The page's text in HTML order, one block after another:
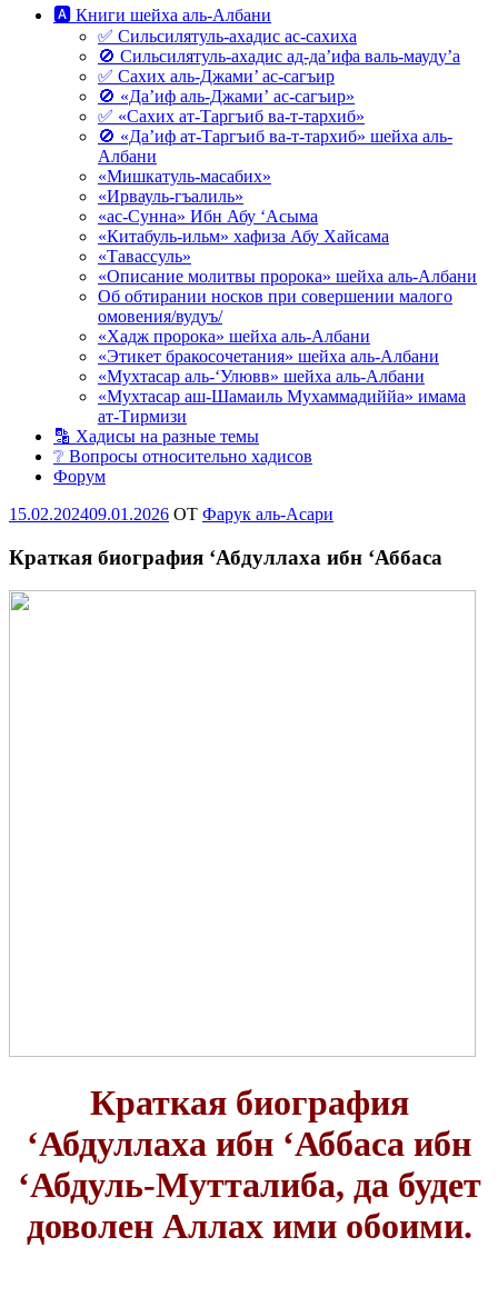
🅰 Книги шейха аль-Албани
✅ Сильсилятуль-ахадис ас-сахиха
🚫 Сильсилятуль-ахадис ад-да’ифа валь-мауду’а
✅ Сахих аль-Джами’ ас-сагъир
🚫 «Да’иф аль-Джами’ ас-сагъир»
✅ «Сахих ат-Таргъиб ва-т-тархиб»
🚫 «Да’иф ат-Таргъиб ва-т-тархиб» шейха аль-
Албани
«Мишкатуль-масабих»
«Ирвауль-гъалиль»
«ас-Сунна» Ибн Абу ‘Асыма
«Китабуль-ильм» хафиза Абу Хайсама
«Тавассуль»
«Описание молитвы пророка» шейха аль-Албани
Об обтирании носков при совершении малого
омовения/вудуъ/
«Хадж пророка» шейха аль-Албани
«Этикет бракосочетания» шейха аль-Албани
«Мухтасар аль-‘Улювв» шейха аль-Албани
«Мухтасар аш-Шамаиль Мухаммадиййа» имама
ат-Тирмизи
🔡 Хадисы на разные темы
❔ Вопросы относительно хадисов
Форум
Опубликовано
15.02.202409.01.2026 OT Фарук аль-Асари
Краткая биография ‘Абдуллаха ибн ‘Аббаса
Краткая биография
‘Абдуллаха ибн ‘Аббаса ибн
‘Абдуль-Мутталиба, да будет
доволен Аллах ими обоими.